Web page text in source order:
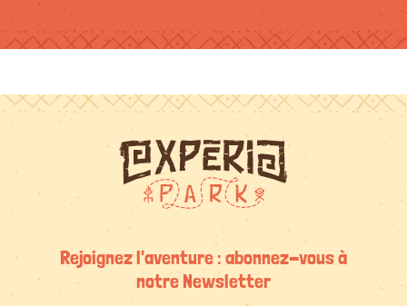
qui est normal
car c'est un
Rejoignez l'aventure : abonnez-vous à
notre Newsletter